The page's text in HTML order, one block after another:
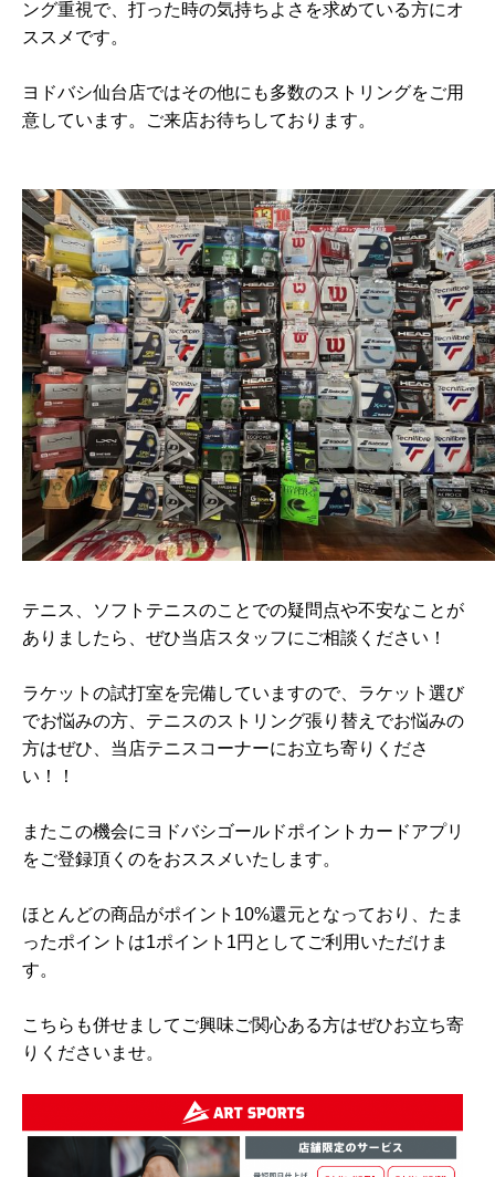
ング重視で、打った時の気持ちよさを求めている方にオ
ススメです。
ヨドバシ仙台店ではその他にも多数のストリングをご用
意しています。ご来店お待ちしております。
テニス、ソフトテニスのことでの疑問点や不安なことが
ありましたら、ぜひ当店スタッフにご相談ください！
ラケットの試打室を完備していますので、ラケット選び
でお悩みの方、テニスのストリング張り替えでお悩みの
方はぜひ、当店テニスコーナーにお立ち寄りくださ
い！！
またこの機会にヨドバシゴールドポイントカードアプリ
をご登録頂くのをおススメいたします。
ほとんどの商品がポイント10%還元となっており、たま
ったポイントは1ポイント1円としてご利用いただけま
す。
こちらも併せましてご興味ご関心ある方はぜひお立ち寄
りくださいませ。